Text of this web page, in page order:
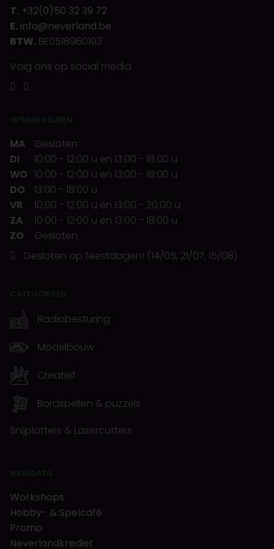
T. +32(0)50 32 39 72
E. info@neverland.be
BTW. BE0518960193
Volg ons op social media
OPENINGSUREN
MA
Gesloten
DI
10:00 - 12:00 u en 13:00 - 18:00 u
WO 10:00 - 12:00 u en 13:00 - 18:00 u
DO
13:00 - 18:00 u
VR
10:00 - 12:00 u en 13:00 - 20:00 u
ZA
10:00 - 12:00 u en 13:00 - 18:00 u
ZO
Gesloten
Gesloten op feestdagen! (14/05, 21/07, 15/08)
CATEGORIEËN
Radiobesturing
Modelbouw
Creatief
Bordspellen & puzzels
Snijplotters & Lasercutters
NAVIGATIE
Workshops
Hobby- & Spelcafé
Promo
Neverlandkrediet